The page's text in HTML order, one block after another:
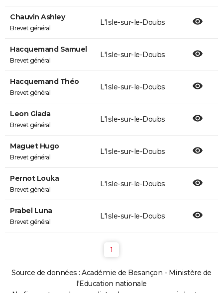
Chauvin Ashley
Brevet général
L'Isle-sur-le-Doubs
Hacquemand Samuel
Brevet général
L'Isle-sur-le-Doubs
Hacquemand Théo
Brevet général
L'Isle-sur-le-Doubs
Leon Giada
Brevet général
L'Isle-sur-le-Doubs
Maguet Hugo
Brevet général
L'Isle-sur-le-Doubs
Pernot Louka
Brevet général
L'Isle-sur-le-Doubs
Prabel Luna
Brevet général
L'Isle-sur-le-Doubs
1
Source de données : Académie de Besançon - Ministère de
l'Education nationale